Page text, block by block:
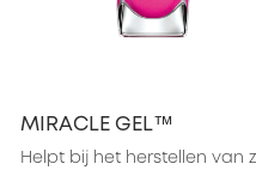
MIRACLE GEL™
Helpt bij het herstellen van